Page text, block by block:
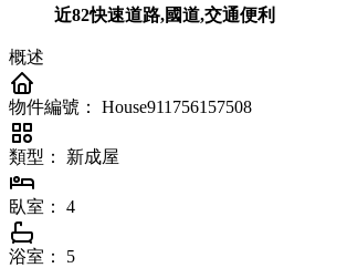
近82快速道路,國道,交通便利
概述
物件編號： House911756157508
類型： 新成屋
臥室： 4
浴室： 5